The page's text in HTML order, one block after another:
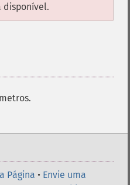
disponível.
Página • Envie uma